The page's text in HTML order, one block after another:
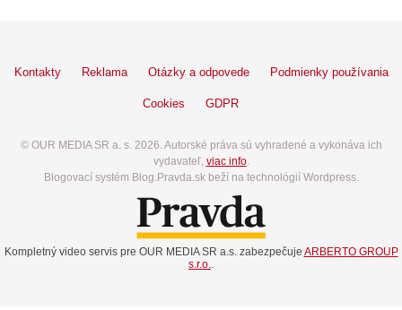
Kontakty Reklama Otázky a odpovede Podmienky používania
Cookies GDPR
© OUR MEDIA SR a. s. 2026. Autorské práva sú vyhradené a vykonáva ich
vydavateľ, viac info.
Blogovací systém Blog.Pravda.sk beží na technológií Wordpress.
Kompletný video servis pre OUR MEDIA SR a.s. zabezpečuje ARBERTO GROUP
s.r.o.